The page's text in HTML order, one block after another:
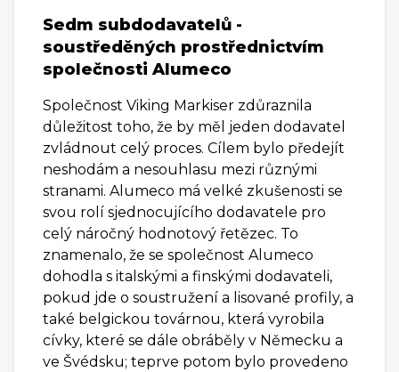
Sedm subdodavatelů -
soustředěných prostřednictvím
společnosti Alumeco
Společnost Viking Markiser zdůraznila
důležitost toho, že by měl jeden dodavatel
zvládnout celý proces. Cílem bylo předejít
neshodám a nesouhlasu mezi různými
stranami. Alumeco má velké zkušenosti se
svou rolí sjednocujícího dodavatele pro
celý náročný hodnotový řetězec. To
znamenalo, že se společnost Alumeco
dohodla s italskými a finskými dodavateli,
pokud jde o soustružení a lisované profily, a
také belgickou továrnou, která vyrobila
cívky, které se dále obráběly v Německu a
ve Švédsku; teprve potom bylo provedeno